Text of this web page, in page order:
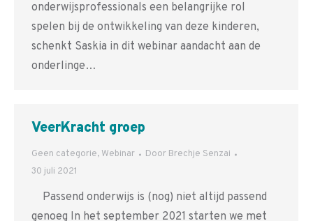
onderwijsprofessionals een belangrijke rol
spelen bij de ontwikkeling van deze kinderen,
schenkt Saskia in dit webinar aandacht aan de
onderlinge…
VeerKracht groep
Geen categorie, Webinar Door Brechje Senzai
30 juli 2021
Passend onderwijs is (nog) niet altijd passend
genoeg In het september 2021 starten we met